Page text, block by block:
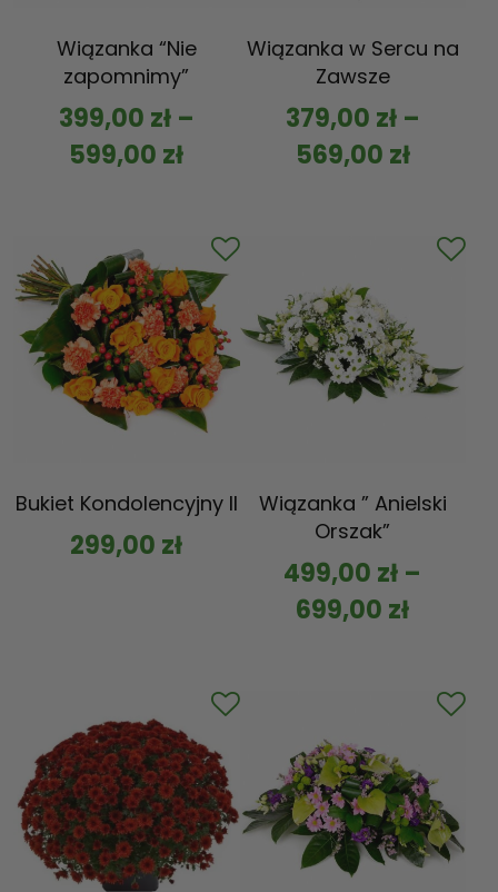
Wiązanka “Nie
zapomnimy”
399,00 zł–
599,00 zł
Wiązanka w Sercu na
Zawsze
379,00 zł–
569,00 zł
Bukiet Kondolencyjny II
299,00 zł
Wiązanka ” Anielski
Orszak”
499,00 zł –
699,00 zł